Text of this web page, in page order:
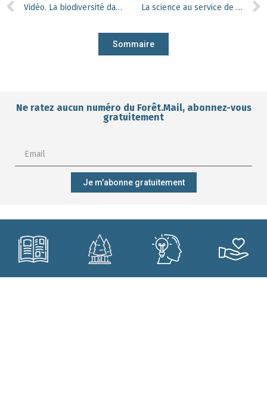
Vidéo. La biodiversité dans la peau La science au service de la pérennité des forêts wallonnes
Sommaire
Ne ratez aucun numéro du Forêt.Mail, abonnez-vous
gratuitement
Je m'abonne gratuitement